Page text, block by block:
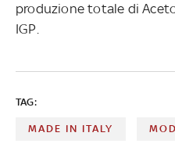
produzione totale di
IGP.
TAG:
MADE IN ITALY